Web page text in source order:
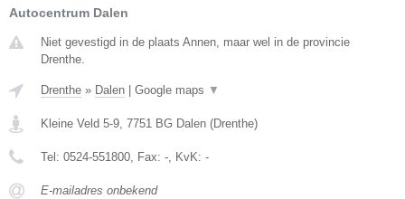
Autocentrum Dalen
Niet gevestigd in de plaats Annen, maar wel in de provincie
Drenthe.
Drenthe » Dalen Google maps ▼
Kleine Veld 5-9 7751 BG Dalen (Drenthe)
Tel: 0524-551800 , Fax: - , KvK: -
E-mailadres onbekend